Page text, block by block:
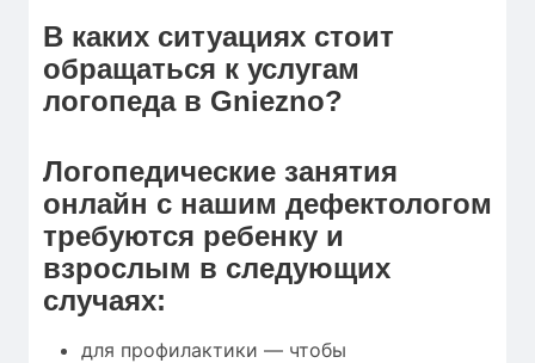
В каких ситуациях стоит
обращаться к услугам
логопеда в Gniezno?
Логопедические занятия
онлайн с нашим дефектологом
требуются ребенку и
взрослым в следующих
случаях:
для профилактики — чтобы